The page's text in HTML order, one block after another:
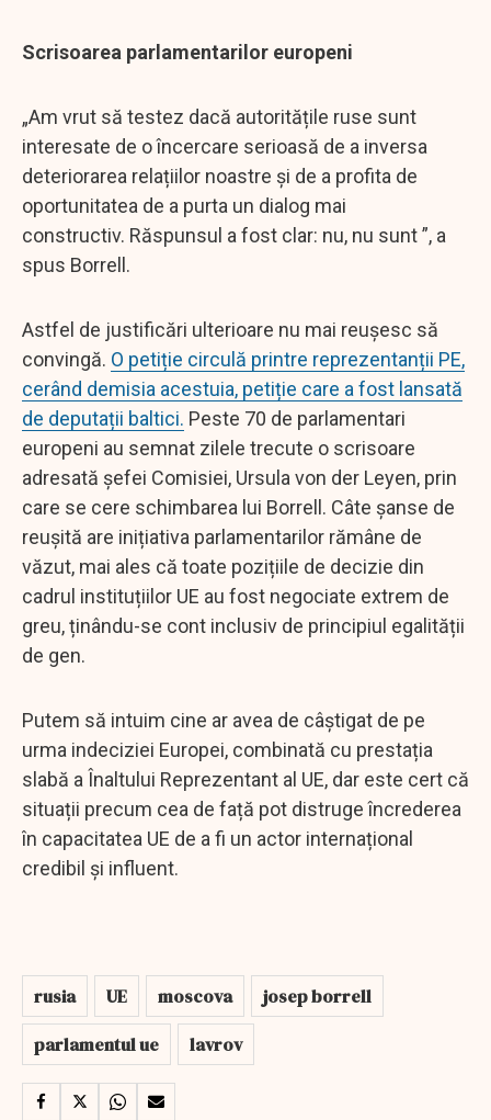
Scrisoarea parlamentarilor europeni
„Am vrut să testez dacă autoritățile ruse sunt
interesate de o încercare serioasă de a inversa
deteriorarea relațiilor noastre și de a profita de
oportunitatea de a purta un dialog mai
constructiv. Răspunsul a fost clar: nu, nu sunt ”, a
spus Borrell.
Astfel de justificări ulterioare nu mai reușesc să
convingă. O petiție circulă printre reprezentanții PE,
cerând demisia acestuia, petiție care a fost lansată
de deputații baltici. Peste 70 de parlamentari
europeni au semnat zilele trecute o scrisoare
adresată șefei Comisiei, Ursula von der Leyen, prin
care se cere schimbarea lui Borrell. Câte șanse de
reușită are inițiativa parlamentarilor rămâne de
văzut, mai ales că toate pozițiile de decizie din
cadrul instituțiilor UE au fost negociate extrem de
greu, ținându-se cont inclusiv de principiul egalității
de gen.
Putem să intuim cine ar avea de câștigat de pe
urma indeciziei Europei, combinată cu prestația
slabă a Înaltului Reprezentant al UE, dar este cert că
situații precum cea de față pot distruge încrederea
în capacitatea UE de a fi un actor internațional
credibil și influent.
rusia UE moscova
josep borrell
parlamentul ue
lavrov